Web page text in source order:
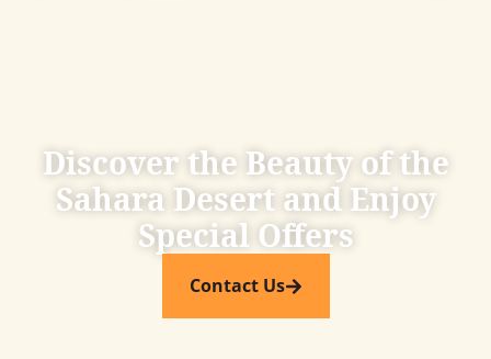
Discover the Beauty of the
Sahara Desert and Enjoy
Special Offers​
Contact Us